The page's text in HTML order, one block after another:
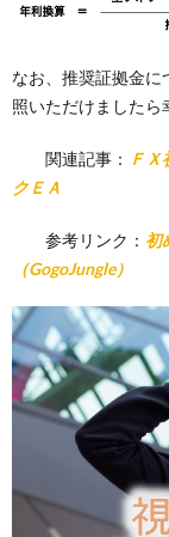
なお、推奨証拠金に
照いただけましたら
関連記事： Ｆ
クＥＡ
参考リンク： 初
（GogoJungle）